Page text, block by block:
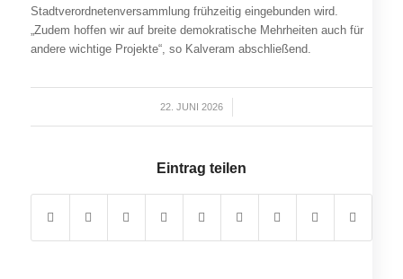
Stadtverordnetenversammlung frühzeitig eingebunden wird.
„Zudem hoffen wir auf breite demokratische Mehrheiten auch für
andere wichtige Projekte“, so Kalveram abschließend.
22. JUNI 2026
/
Eintrag teilen